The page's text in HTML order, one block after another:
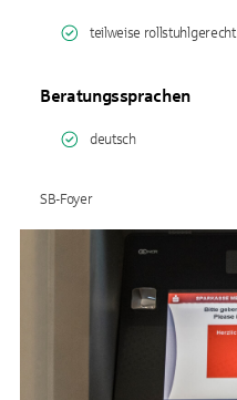
teilweise rollstuhlgerecht
Beratungssprachen
deutsch
SB-Foyer